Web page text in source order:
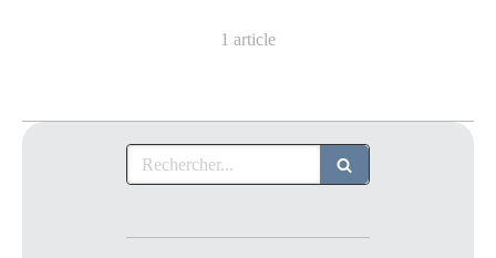
1 article
Rechercher